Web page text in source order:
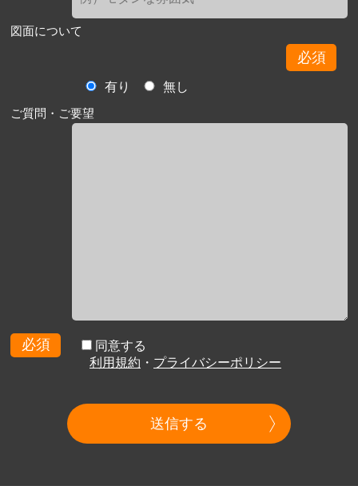
図面について
必須
有り
無し
ご質問・ご要望
必須
同意する
利用規約 ・ プライバシーポリシー
送信する